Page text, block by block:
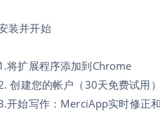
装并开始
将扩展程序添加到Chrome
创建您的帐户（30天免费试用）
开始写作：MerciApp实时修正